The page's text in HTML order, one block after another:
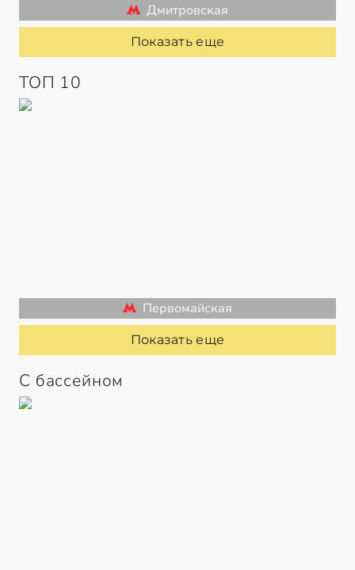
Дмитровская
Показать еще
ТОП 10
Первомайская
Показать еще
С бассейном